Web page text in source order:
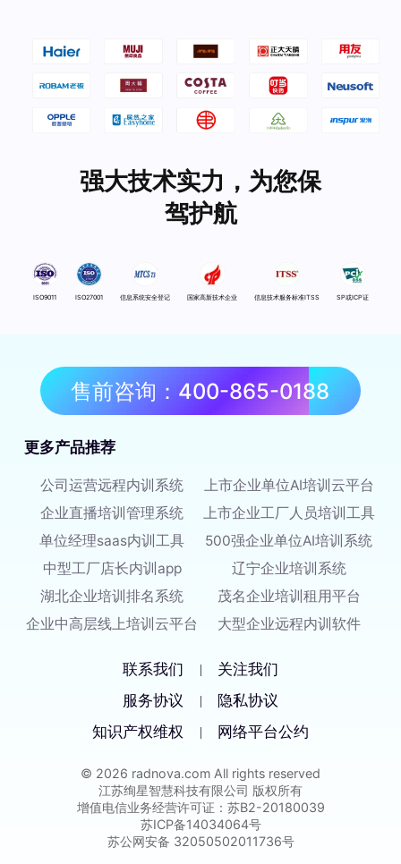
强大技术实力，为您保
驾护航
ISO9011 ISO27001 信息系统安全登记 国家高新技术企业 信息技术服务标准ITSS SP或ICP证
售前咨询：400-865-0188
更多产品推荐
公司运营远程内训系统
上市企业单位AI培训云平台
企业直播培训管理系统
上市企业工厂人员培训工具
单位经理saas内训工具
500强企业单位AI培训系统
中型工厂店长内训app
辽宁企业培训系统
湖北企业培训排名系统
茂名企业培训租用平台
企业中高层线上培训云平台
大型企业远程内训软件
联系我们 |
关注我们
服务协议
|
隐私协议
知识产权维权
| 网络平台公约
© 2026 radnova.com All rights reserved
江苏绚星智慧科技有限公司 版权所有
增值电信业务经营许可证：苏B2-20180039
苏ICP备14034064号
苏公网安备 32050502011736号